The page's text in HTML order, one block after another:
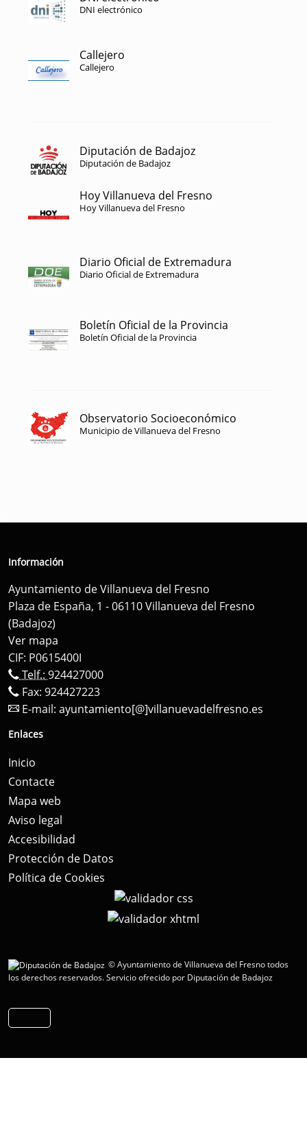
DNI electrónico
Callejero
Callejero
Diputación de Badajoz
Diputación de Badajoz
Hoy Villanueva del Fresno
Hoy Villanueva del Fresno
Diario Oficial de Extremadura
Diario Oficial de Extremadura
Boletín Oficial de la Provincia
Boletín Oficial de la Provincia
Observatorio Socioeconómico
Municipio de Villanueva del Fresno
Información
Ayuntamiento de Villanueva del Fresno
Plaza de España, 1 - 06110 Villanueva del Fresno
(Badajoz)
Ver mapa
CIF: P0615400I
Telf.: 924427000
Fax: 924427223
E-mail: ayuntamiento[@]villanuevadelfresno.es
Enlaces
Inicio
Contacte
Mapa web
Aviso legal
Accesibilidad
Protección de Datos
Política de Cookies
© Ayuntamiento de Villanueva del Fresno todos
los derechos reservados.Servicio ofrecido por Diputación de Badajoz